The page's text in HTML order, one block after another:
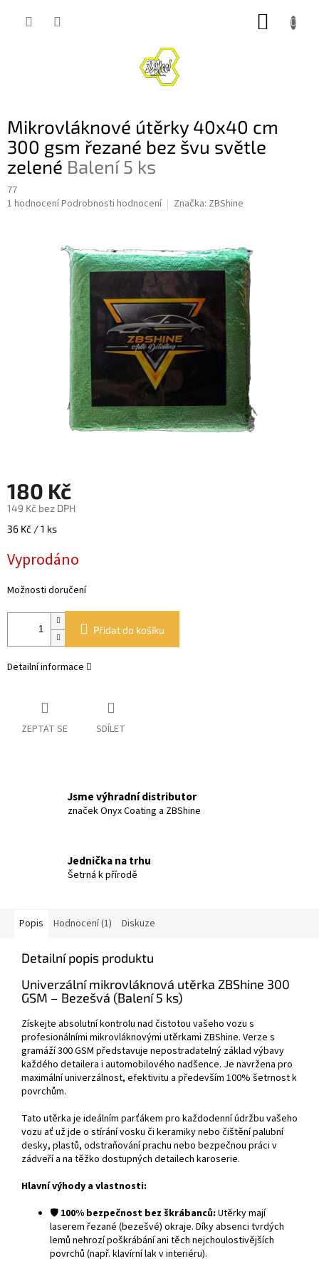
Mikrovláknové útěrky 40x40 cm
300 gsm řezané bez švu světle
zelené Balení 5 ks
77
Průměrné
1 hodnoceníPodrobnosti hodnocení Značka: ZBShine
180 Kč
149 Kč bez DPH
Měrná
36 Kč / 1 ks
Vyprodáno
Možnosti doručení
Přidat do košíku
Detailní informace
ZEPTAT SE SDÍLET
Jsme výhradní distributor
značek Onyx Coating a ZBShine
Jednička na trhu
Šetrná k přírodě
Popis Hodnocení (1) Diskuze
Detailní popis produktu
Univerzální mikrovláknová utěrka ZBShine 300
GSM – Bezešvá (Balení 5 ks)
Získejte absolutní kontrolu nad čistotou vašeho vozu s
profesionálními mikrovláknovými utěrkami ZBShine. Verze s
gramáží 300 GSM představuje nepostradatelný základ výbavy
každého detailera i automobilového nadšence. Je navržena pro
maximální univerzálnost, efektivitu a především 100% šetrnost k
povrchům.
Tato utěrka je ideálním parťákem pro každodenní údržbu vašeho
vozu ať už jde o stírání vosku či keramiky nebo čištění palubní
desky, plastů, odstraňování prachu nebo bezpečnou práci v
zádveří a na těžko dostupných detailech karoserie.
Hlavní výhody a vlastnosti:
🛡️ 100% bezpečnost bez škrábanců: Utěrky mají
laserem řezané (bezešvé) okraje. Díky absenci tvrdých
lemů nehrozí poškrábání ani těch nejchoulostivějších
povrchů (např. klavírní lak v interiéru).